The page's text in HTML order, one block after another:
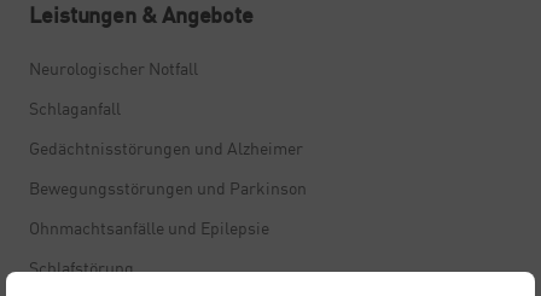
Leistungen & Angebote
Neurologischer Notfall
Schlaganfall
Gedächtnisstörungen und Alzheimer
Bewegungsstörungen und Parkinson
Ohnmachtsanfälle und Epilepsie
Schlafstörung